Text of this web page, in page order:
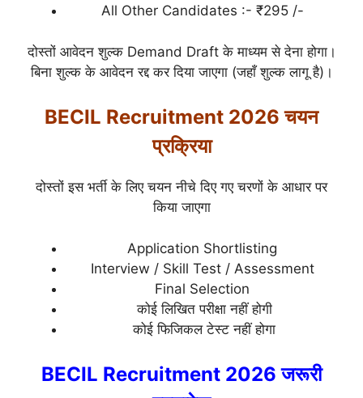
All Other Candidates :- ₹295 /-
दोस्तों आवेदन शुल्क Demand Draft के माध्यम से देना होगा।
बिना शुल्क के आवेदन रद्द कर दिया जाएगा (जहाँ शुल्क लागू है)।
BECIL Recruitment 2026 चयन
प्रक्रिया
दोस्तों इस भर्ती के लिए चयन नीचे दिए गए चरणों के आधार पर
किया जाएगा
Application Shortlisting
Interview / Skill Test / Assessment
Final Selection
कोई लिखित परीक्षा नहीं होगी
कोई फिजिकल टेस्ट नहीं होगा
BECIL Recruitment 2026 जरूरी